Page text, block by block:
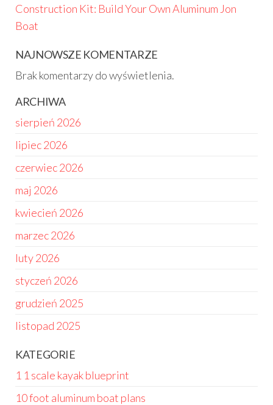
Construction Kit: Build Your Own Aluminum Jon
Boat
NAJNOWSZE KOMENTARZE
Brak komentarzy do wyświetlenia.
ARCHIWA
sierpień 2026
lipiec 2026
czerwiec 2026
maj 2026
kwiecień 2026
marzec 2026
luty 2026
styczeń 2026
grudzień 2025
listopad 2025
KATEGORIE
1 1 scale kayak blueprint
10 foot aluminum boat plans